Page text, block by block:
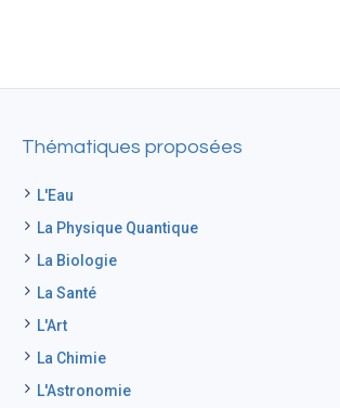
Thématiques proposées
L'Eau
La Physique Quantique
La Biologie
La Santé
L'Art
La Chimie
L'Astronomie